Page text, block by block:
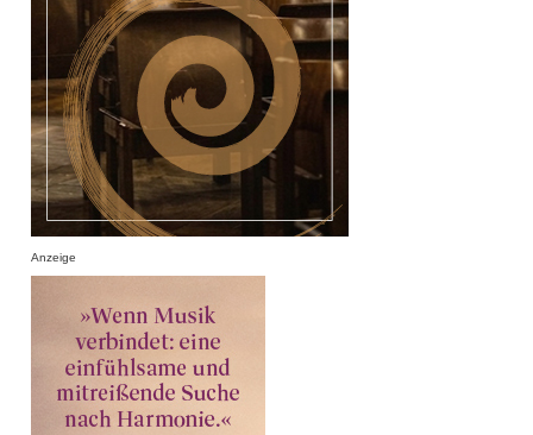
Anzeige